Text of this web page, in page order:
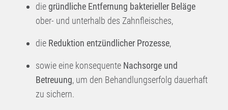
die gründliche Entfernung bakterieller Beläge
ober- und unterhalb des Zahnfleisches,
die Reduktion entzündlicher Prozesse,
sowie eine konsequente Nachsorge und
Betreuung, um den Behandlungserfolg dauerhaft
zu sichern.